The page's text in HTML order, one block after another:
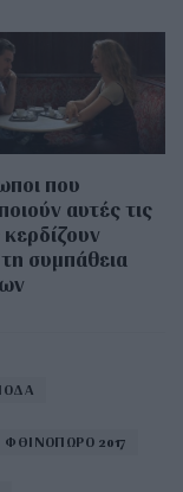
που
αυτές τις
συμπάθεια
2017